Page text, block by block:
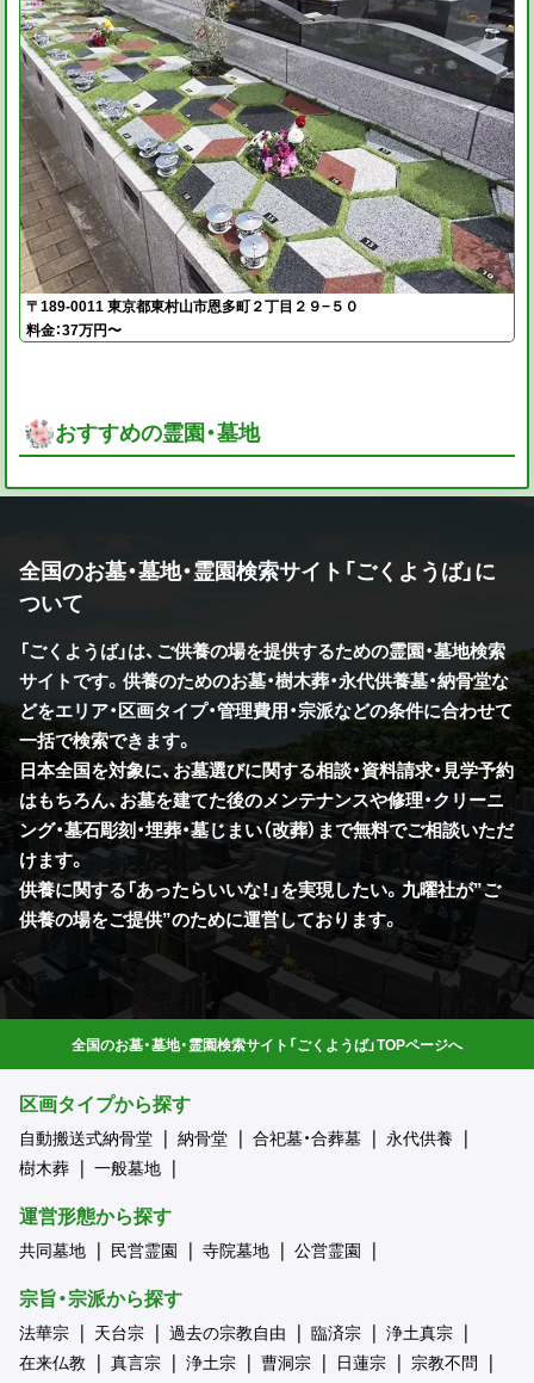
〒189-0011 東京都東村山市恩多町２丁目２９−５０
料金：37万円〜
おすすめの霊園・墓地
全国のお墓・墓地・霊園検索サイト「ごくようば」に
ついて
「ごくようば」は、ご供養の場を提供するための霊園・墓地検索
サイトです。供養のためのお墓・樹木葬・永代供養墓・納骨堂な
どをエリア・区画タイプ・管理費用・宗派などの条件に合わせて
一括で検索できます。
日本全国を対象に、お墓選びに関する相談・資料請求・見学予約
はもちろん、お墓を建てた後のメンテナンスや修理・クリーニ
ング・墓石彫刻・埋葬・墓じまい（改葬）まで無料でご相談いただ
けます。
供養に関する「あったらいいな！」を実現したい。九曜社が”ご
供養の場をご提供”のために運営しております。
全国のお墓・墓地・霊園検索サイト「ごくようば」TOPページへ
区画タイプから探す
自動搬送式納骨堂 納骨堂 合祀墓・合葬墓
永代供養
樹木葬
一般墓地
運営形態から探す
共同墓地 民営霊園 寺院墓地 公営霊園
宗旨・宗派から探す
法華宗 天台宗 過去の宗教自由 臨済宗
浄土真宗
在来仏教
真言宗 浄土宗 曹洞宗 日蓮宗 宗教不問